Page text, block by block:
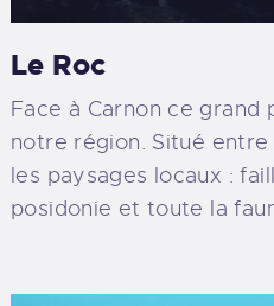
Le Roc
Face à Carnon ce
notre région. Situé
les paysages locaux :
posidonie et toute la